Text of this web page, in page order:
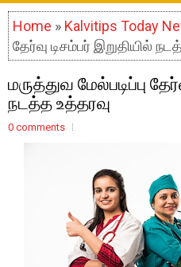
Home » Kalvitips Today
தேர்வு டிசம்பர் இறுதியில்
மருத்துவ மேல்படிப்பு
நடத்த உத்தரவு
0 comments